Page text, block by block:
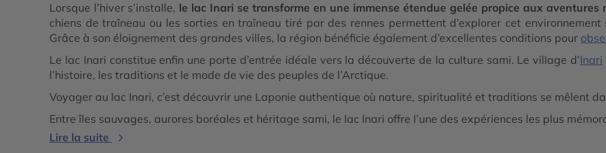
Lorsque l’hiver s’installe, le lac Inari se transforme en une immense étendue gelée propice aux aventures
chiens de traîneau ou les sorties en traîneau tiré par des rennes permettent d’explorer cet
Grâce à son éloignement des grandes villes, la région bénéficie également d’excellentes conditions pour
Le lac Inari constitue enfin une porte d’entrée idéale vers la découverte de la culture sami. Le village d’Inari
l’histoire, les traditions et le mode de vie des peuples de l’Arctique.
Voyager au lac Inari, c’est découvrir une Laponie authentique où nature, spiritualité et traditions se mêlent
Entre îles sauvages, aurores boréales et héritage sami, le lac Inari offre l’une des expériences les plus
Lire la suite